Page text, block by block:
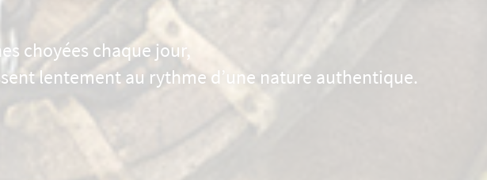
choyées chaque jour,
lentement au rythme d’une nature authentique.